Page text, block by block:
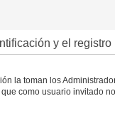
y el registro
la toman los
como usuario invitado